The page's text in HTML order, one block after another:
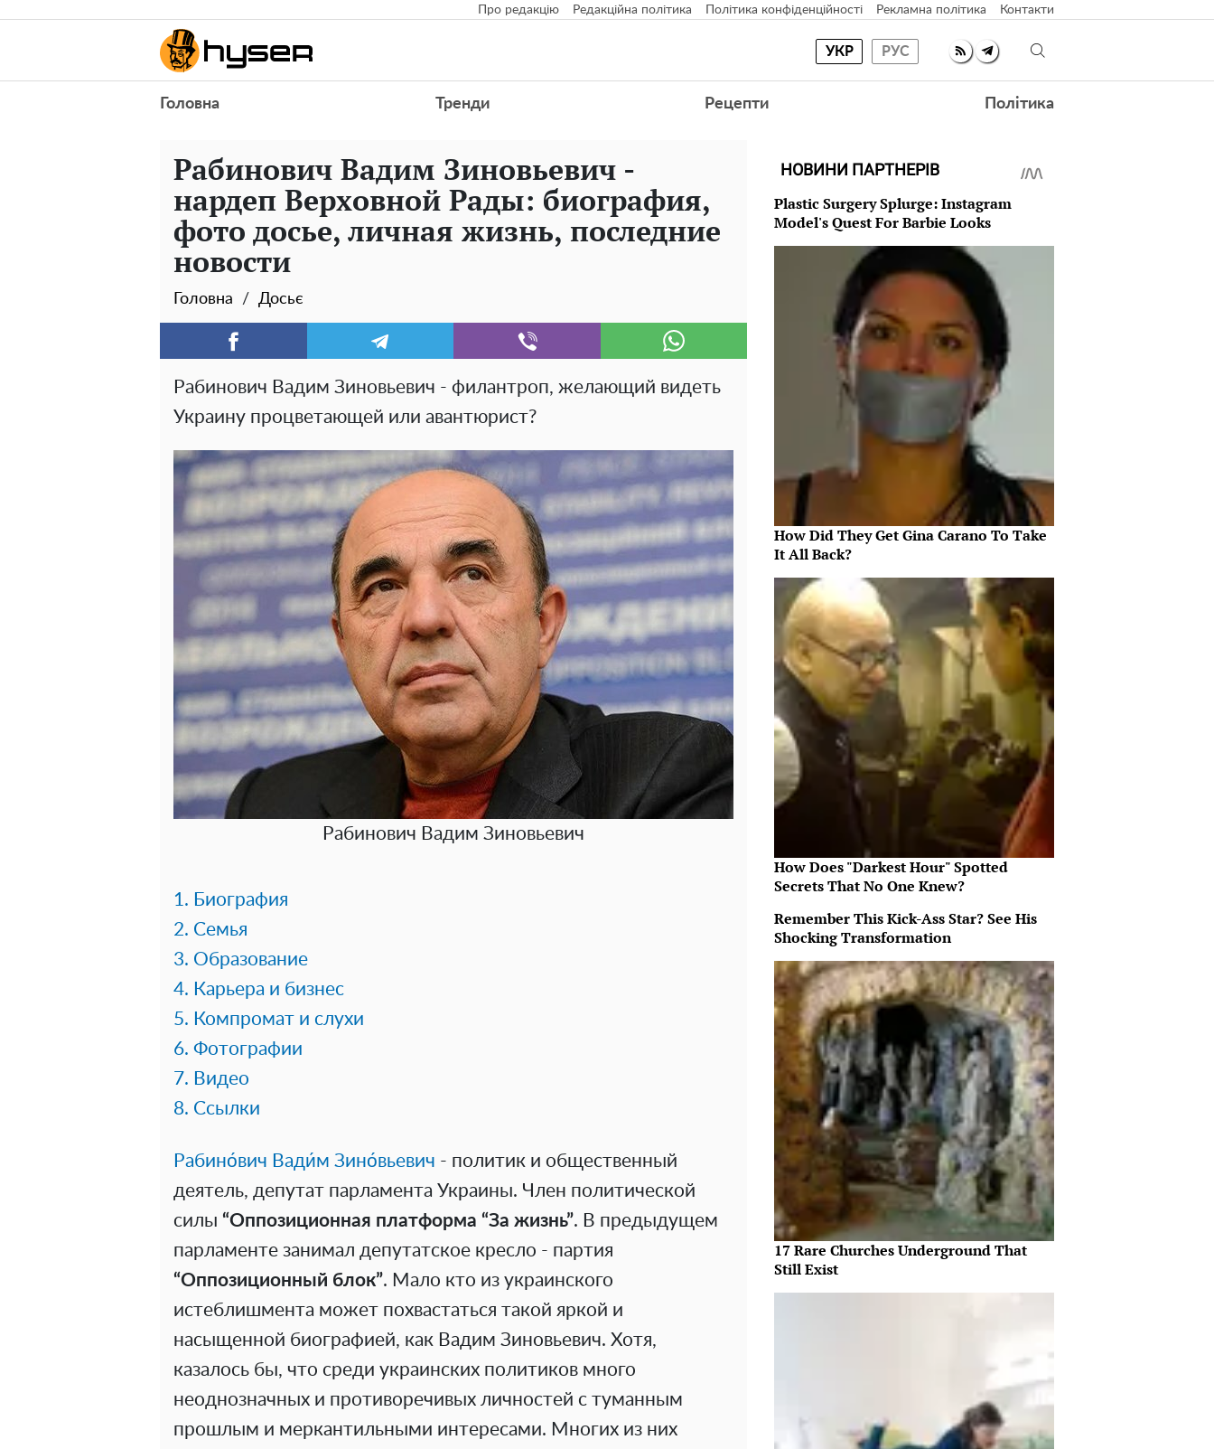
Про редакцію Редакційна політика Політика конфіденційності Рекламна політика Контакти
УКР РУС
Головна Тренди Рецепти Політика
Рабинович Вадим Зиновьевич -
нардеп Верховной Рады: биография,
фото досье, личная жизнь, последние
новости
Головна Досьє
Рабинович Вадим Зиновьевич - филантроп, желающий видеть
Украину процветающей или авантюрист?
Рабинович Вадим Зиновьевич
1. Биография
2. Семья
3. Образование
4. Карьера и бизнес
5. Компромат и слухи
6. Фотографии
7. Видео
8. Ссылки
Рабино́вич Вади́м Зино́вьевич - политик и общественный
деятель, депутат парламента Украины. Член политической
силы “Оппозиционная платформа “За жизнь”. В предыдущем
парламенте занимал депутатское кресло - партия
“Оппозиционный блок”. Мало кто из украинского
истеблишмента может похвастаться такой яркой и
насыщенной биографией, как Вадим Зиновьевич. Хотя,
казалось бы, что среди украинских политиков много
неоднозначных и противоречивых личностей с туманным
прошлым и меркантильными интересами. Многих из них
НОВИНИ ПАРТНЕРІВ
Plastic Surgery Splurge: Instagram
Model's Quest For Barbie Looks
How Did They Get Gina Carano To Take
It All Back?
How Does "Darkest Hour" Spotted
Secrets That No One Knew?
Remember This Kick-Ass Star? See His
Shocking Transformation
17 Rare Churches Underground That
Still Exist